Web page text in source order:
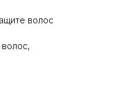
волос